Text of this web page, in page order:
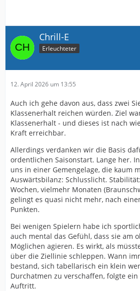
Chrill-E
Erleuchteter
12. April 2026 um 13:55
Auch ich gehe davon aus, dass zwei
Klassenerhalt reichen würden. Ziel
Klassenerhalt - und dieses ist nach
Kraft erreichbar.
Allerdings verdanken wir die Basis
ordentlichen Saisonstart. Lange her.
uns in einer Gemengelage, die kaum
Auswärtsbilanz: Schlusslicht.
Wochen, vielmehr Monaten
gelingt es quasi nicht mehr, nach
Punkten.
Bei wenigen Spielern habe ich
auch mental das Gefühl, dass sie am
Möglichen agieren. Es wirkt, als
über die Ziellinie schleppen. Wann
bestand, sich tabellarisch ein klein
Durchatmen zu verschaffen, folgte
Auftritt.